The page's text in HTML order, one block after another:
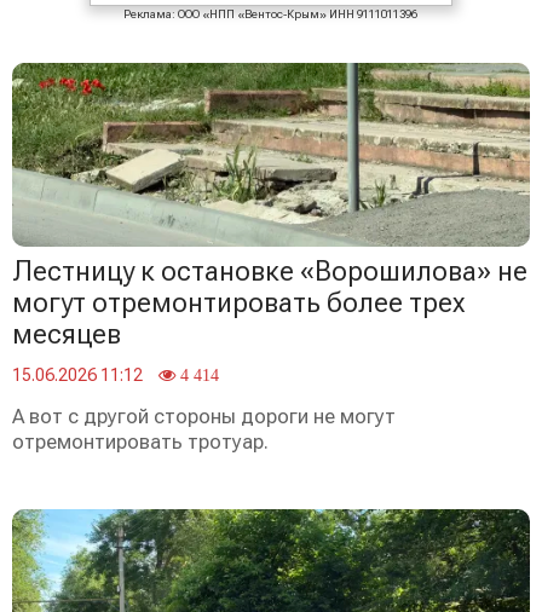
Реклама: ООО «НПП «Вентос-Крым» ИНН 9111011396
Лестницу к остановке «Ворошилова» не
могут отремонтировать более трех
месяцев
15.06.2026 11:12 4 414
А вот с другой стороны дороги не могут
отремонтировать тротуар.